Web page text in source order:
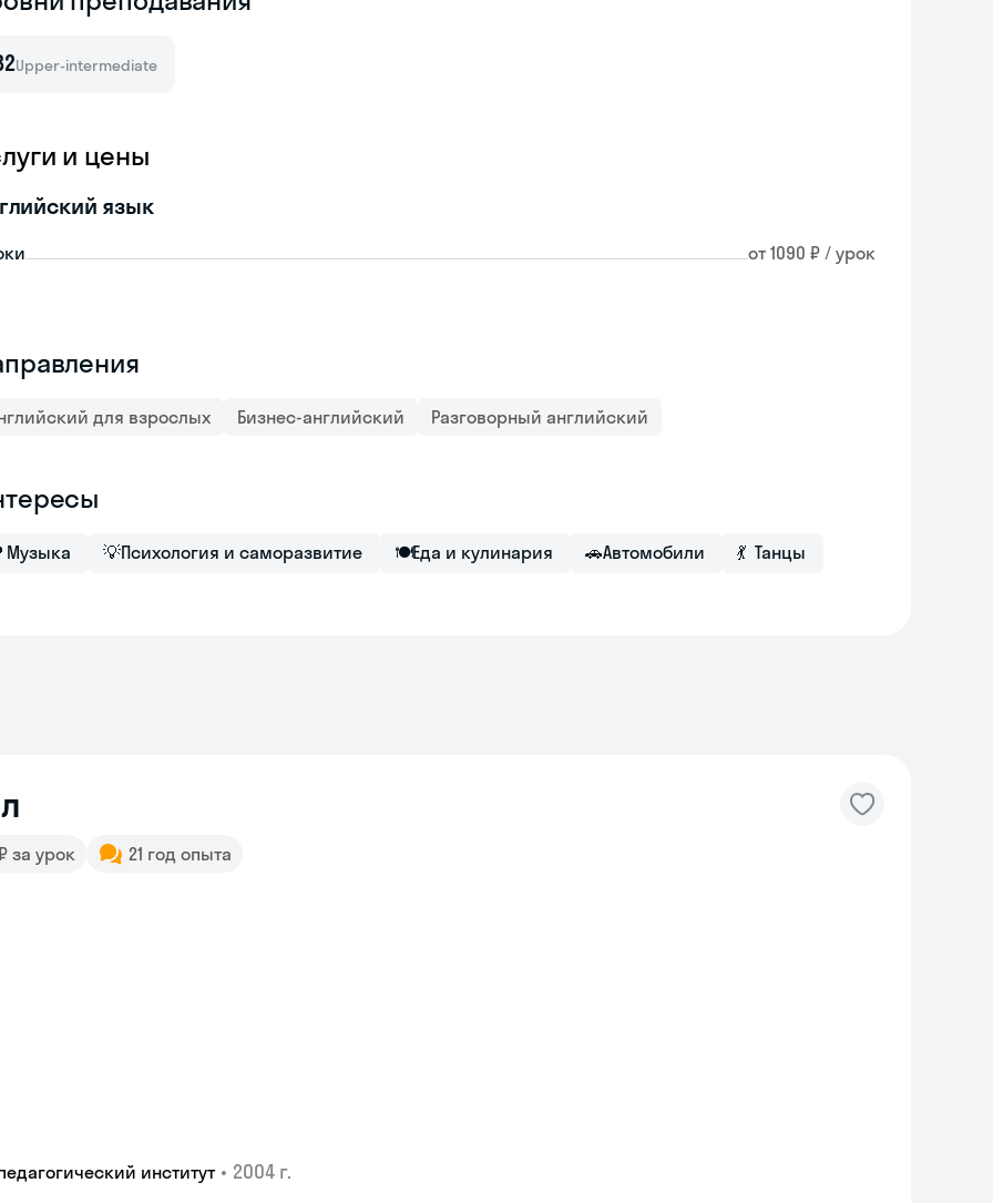
Upper-intermediate
и цены
язык
от 1090 ₽ / урок
для взрослых Бизнес-английский Разговорный английский
Музыка 💡Психология и саморазвитие 🍽Еда и кулинария 🚗Автомобили 💃 Танцы
за урок 21 год опыта
институт • 2004 г.